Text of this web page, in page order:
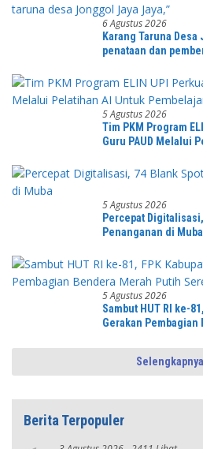
6 Agustus 2026
Karang Taruna
penataan dan
kepemudaan yang
“,karang taruna
5 Agustus 2026
Tim PKM Program
Guru PAUD Melalui
5 Agustus 2026
Percepat
Penanganan di Muba
5 Agustus 2026
Sambut HUT RI ke-
Gerakan
Selengkapnya
Berita Terpopuler